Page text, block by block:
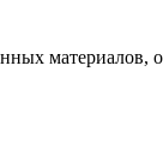
материалов,